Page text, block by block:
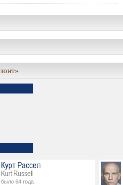
Курт Рассел
Kurt Russell
было 64 года